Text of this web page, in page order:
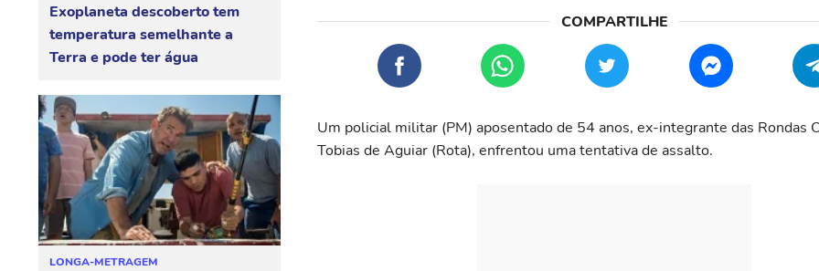
Exoplaneta descoberto tem
temperatura semelhante a
Terra e pode ter água
LONGA-METRAGEM
Um policial militar (PM) aposentado de 54 anos, ex-integrante das Rondas
Tobias de Aguiar (Rota), enfrentou uma tentativa de assalto.